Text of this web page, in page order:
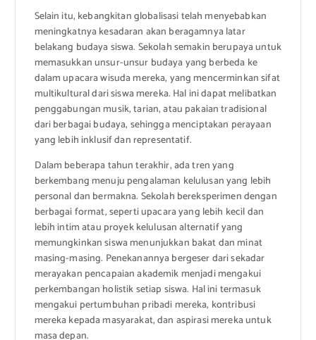
Selain itu, kebangkitan globalisasi telah menyebabkan
meningkatnya kesadaran akan beragamnya latar
belakang budaya siswa. Sekolah semakin berupaya untuk
memasukkan unsur-unsur budaya yang berbeda ke
dalam upacara wisuda mereka, yang mencerminkan sifat
multikultural dari siswa mereka. Hal ini dapat melibatkan
penggabungan musik, tarian, atau pakaian tradisional
dari berbagai budaya, sehingga menciptakan perayaan
yang lebih inklusif dan representatif.
Dalam beberapa tahun terakhir, ada tren yang
berkembang menuju pengalaman kelulusan yang lebih
personal dan bermakna. Sekolah bereksperimen dengan
berbagai format, seperti upacara yang lebih kecil dan
lebih intim atau proyek kelulusan alternatif yang
memungkinkan siswa menunjukkan bakat dan minat
masing-masing. Penekanannya bergeser dari sekadar
merayakan pencapaian akademik menjadi mengakui
perkembangan holistik setiap siswa. Hal ini termasuk
mengakui pertumbuhan pribadi mereka, kontribusi
mereka kepada masyarakat, dan aspirasi mereka untuk
masa depan.